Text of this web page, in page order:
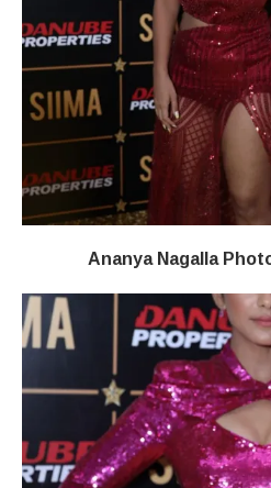
Ananya Nagalla